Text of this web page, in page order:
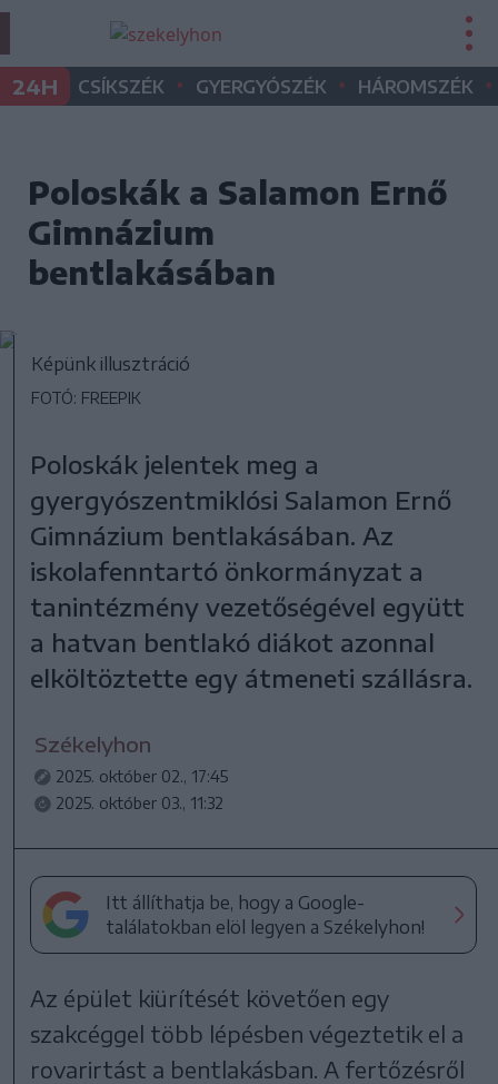
24H CSÍKSZÉK • GYERGYÓSZÉK • HÁROMSZÉK •
Poloskák a Salamon Ernő
Gimnázium
bentlakásában
Képünk illusztráció
FOTÓ: FREEPIK
Poloskák jelentek meg a
gyergyószentmiklósi Salamon Ernő
Gimnázium bentlakásában. Az
iskolafenntartó önkormányzat a
tanintézmény vezetőségével együtt
a hatvan bentlakó diákot azonnal
elköltöztette egy átmeneti szállásra.
Székelyhon
2025. október 02., 17:45
2025. október 03., 11:32
Itt állíthatja be, hogy a Google-
találatokban elöl legyen a Székelyhon!
Az épület kiürítését követően egy
szakcéggel több lépésben végeztetik el a
rovarirtást a bentlakásban. A fertőzésről